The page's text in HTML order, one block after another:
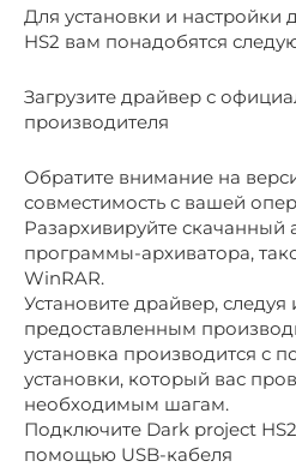
Для установки и настройки
HS2 вам понадобятся
Загрузите драйвер с
производителя
Обратите внимание на
совместимость с вашей
Разархивируйте
программы-архиватора,
WinRAR.
Установите драйвер, следуя
предоставленным
установка производится с
установки, который вас
необходимым шагам.
Подключите Dark project
помощью USB-кабеля